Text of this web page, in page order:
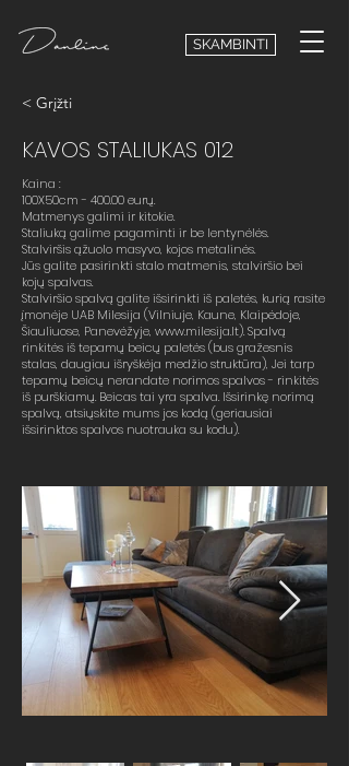
SKAMBINTI
< Grįžti
KAVOS STALIUKAS 012
Kaina :
100X50cm - 400.00 eurų.
Matmenys galimi ir kitokie.
Staliuką galime pagaminti ir be lentynėlės.
Stalviršis ąžuolo masyvo, kojos metalinės.
Jūs galite pasirinkti stalo matmenis, stalviršio bei
kojų spalvas.
Stalviršio spalvą galite išsirinkti iš paletės, kurią rasite
įmonėje UAB Milesija (Vilniuje, Kaune, Klaipėdoje,
Šiauliuose, Panevėžyje, www.milesija.lt). Spalvą
rinkitės iš tepamų beicų paletės (bus gražesnis
stalas, daugiau išryškėja medžio struktūra), Jei tarp
tepamų beicų nerandate norimos spalvos - rinkitės
iš purškiamų. Beicas tai yra spalva. Išsirinkę norimą
spalvą, atsiųskite mums jos kodą (geriausiai
išsirinktos spalvos nuotrauka su kodu).